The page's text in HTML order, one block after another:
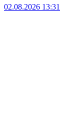
02.08.2026 13:31